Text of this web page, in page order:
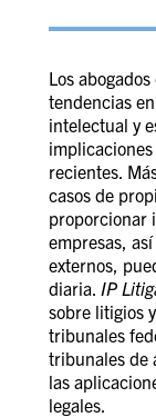
Los
tendencias
intelectual y
recientes.
casos de
proporcionar
empresas,
externos,
diaria. IP
sobre litigios
tribunales
tribunales de
las
legales.